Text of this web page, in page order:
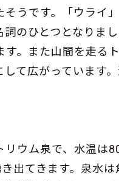
うです。「ウライ
のひとつとなりま
。また山間を走る
て広がっています
ウム泉で、水温
出てきます。泉水